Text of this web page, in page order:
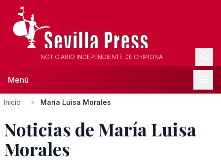
NOTICIARIO INDEPENDIENTE DE CHIPIONA
Menú
Inicio María Luisa Morales
Noticias de María Luisa
Morales